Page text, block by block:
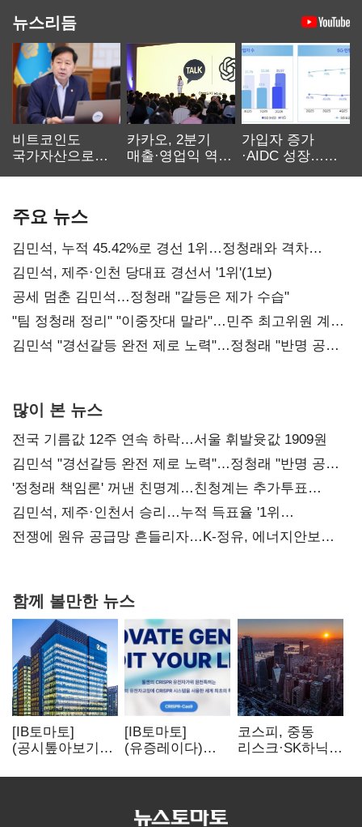
뉴스리듬
비트코인도
국가자산으로…'
카카오, 2분기
매출·영업익 역대
가입자 증가
·AIDC 성장…
주요 뉴스
김민석, 누적 45.42%로 경선 1위…정청래와 격차
0.86%p(2보)
김민석, 제주·인천 당대표 경선서 '1위'(1보)
공세 멈춘 김민석…정청래 "갈등은 제가 수습"
"팀 정청래 정리" "이중잣대 말라"…민주 최고위원 계파
다툼 격화
김민석 "경선갈등 완전 제로 노력"…정청래 "반명 공세
많이 본 뉴스
전국 기름값 12주 연속 하락…서울 휘발윳값 1909원
김민석 "경선갈등 완전 제로 노력"…정청래 "반명 공세
사과부터"
'정청래 책임론' 꺼낸 친명계…친청계는 추가투표
때리기
김민석, 제주·인천서 승리…누적 득표율 '1위
탈환'(종합)
전쟁에 원유 공급망 흔들리자…K-정유, 에너지안보
함께 볼만한 뉴스
[IB토마토]
(공시톺아보기)
바로 매출로
[IB토마토]
(유증레이다)
3분의 1 토막…
비용부터 챙긴다
코스피, 중동
리스크·SK하닉
뒷걸음